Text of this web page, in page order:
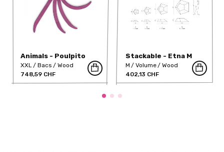
Animals - Poulpito
XXL Bacs
Wood
748,59 CHF
Stackable - Etna M
M Volume
Wood
402,13 CHF